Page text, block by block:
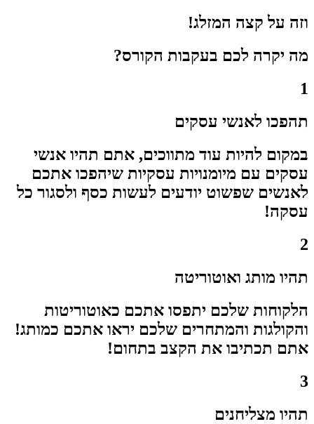
וזה על קצה המזלג!
מה יקרה לכם בעקבות הקורס?
1
תהפכו לאנשי עסקים
במקום להיות עוד מתווכים, אתם תהיו אנשי
עסקים עם מיומנויות עסקיות שיהפכו אתכם
לאנשים שפשוט יודעים לעשות כסף ולסגור כל
עסקה!
2
תהיו מותג ואוטוריטה
הלקוחות שלכם יתפסו אתכם כאוטוריטות
והקולגות והמתחרים שלכם יראו אתכם כמותג!
אתם תכתיבו את הקצב בתחום!
3
תהיו מצליחנים